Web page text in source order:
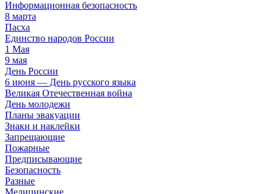
Информационная безопасность
8 марта
Пасха
Единство народов России
1 Мая
9 мая
День России
6 июня — День русского языка
Великая Отечественная война
День молодежи
Планы эвакуации
Знаки и наклейки
Запрещающие
Пожарные
Предписывающие
Безопасность
Разные
Медицинские